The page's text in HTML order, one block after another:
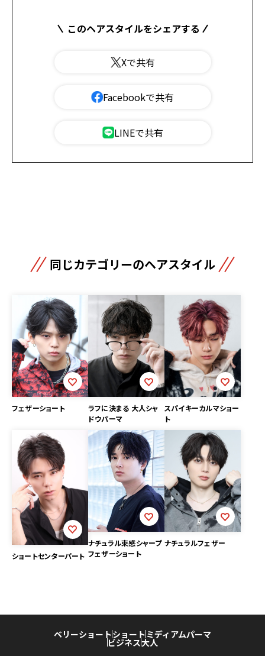
このヘアスタイルをシェアする
Xで共有
Facebookで共有
LINEで共有
同じカテゴリーのヘアスタイル
フェザーショート
ラフに決まる 大人シャ
ドウパーマ
スパイキーカルマショー
ト
ショートセンターパート
ナチュラル束感シャープ
フェザーショート
ナチュラルフェザー
ベリーショートショート ミディアムパーマ
ビジネス大人